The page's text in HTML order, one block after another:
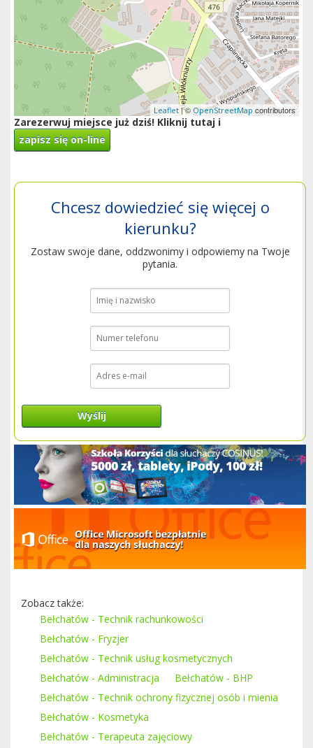
Leaflet| © OpenStreetMap contributors
Zarezerwuj miejsce już dziś! Kliknij tutaj i
zapisz się on-line
Chcesz dowiedzieć się więcej o
kierunku?
Zostaw swoje dane, oddzwonimy i odpowiemy na Twoje
pytania.
Wyślij
Zobacz także:
Bełchatów - Technik rachunkowości
Bełchatów - Fryzjer
Bełchatów - Technik usług kosmetycznych
Bełchatów - Administracja
Bełchatów - BHP
Bełchatów - Technik ochrony fizycznej osób i mienia
Bełchatów - Kosmetyka
Bełchatów - Terapeuta zajęciowy